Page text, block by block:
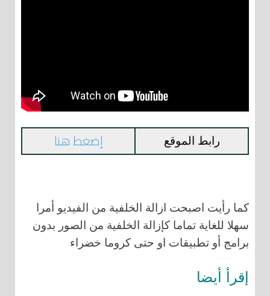
رابط الموقع إضغط هنا
كما رأيت اصبحت ازالة الخلفية من الفيديو أمرا
سهلا للغاية تماما كإزالة الخلفية من الصور بدون
برامج أو تطبيقات او حتى كروما خضراء
إقرأ أيضا